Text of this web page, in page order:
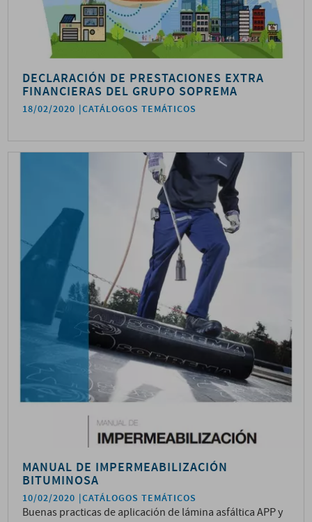
DECLARACIÓN DE PRESTACIONES EXTRA
FINANCIERAS DEL GRUPO SOPREMA
18/02/2020 CATÁLOGOS TEMÁTICOS
MANUAL DE IMPERMEABILIZACIÓN
BITUMINOSA
10/02/2020 CATÁLOGOS TEMÁTICOS
Buenas practicas de aplicación de lámina asfáltica APP y